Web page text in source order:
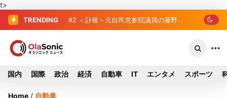
t>
TRENDING #2 ＜訃報＞元自民党参院議員の藤野
#3 東芝、かつてのライバル日立の元
国内 国際 政治 経済 自動車 IT エンタメ スポーツ
Home / 自動車